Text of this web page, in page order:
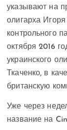
указывают на
олигарха
контрольного
октября 2016
украинского
Ткаченко, в
британскую
Уже через
название на